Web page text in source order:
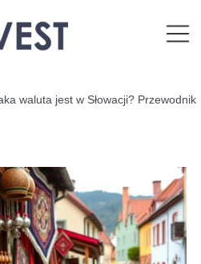
waluta jest w Słowacji? Przewodnik